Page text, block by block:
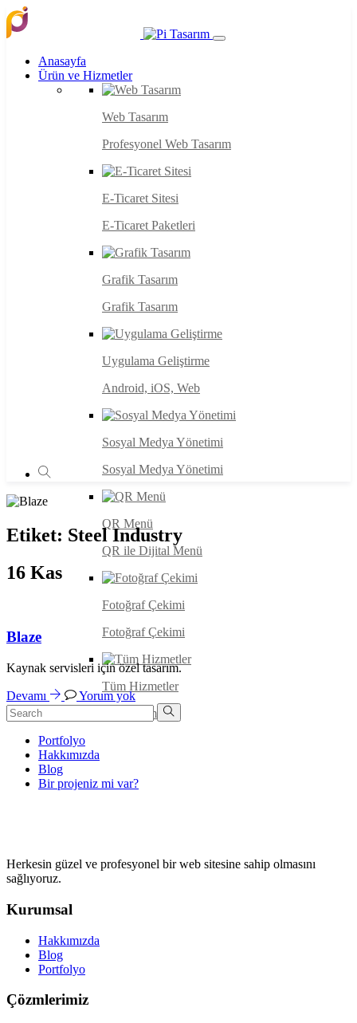
Anasayfa
Ürün ve Hizmetler
Web Tasarım
Profesyonel Web Tasarım
E-Ticaret Sitesi
E-Ticaret Paketleri
Grafik Tasarım
Grafik Tasarım
Uygulama Geliştirme
Android, iOS, Web
Sosyal Medya Yönetimi
Sosyal Medya Yönetimi
QR Menü
QR ile Dijital Menü
Fotoğraf Çekimi
Fotoğraf Çekimi
Tüm Hizmetler
Tüm Hizmetler
Portfolyo
Hakkımızda
Blog
Bir projeniz mi var?
Etiket: Steel Industry
16 Kas
Blaze
Kaynak servisleri için özel tasarım.
Devamı Yorum yok
Herkesin güzel ve profesyonel bir web sitesine sahip olmasını
sağlıyoruz.
Kurumsal
Hakkımızda
Blog
Portfolyo
Çözmlerimiz